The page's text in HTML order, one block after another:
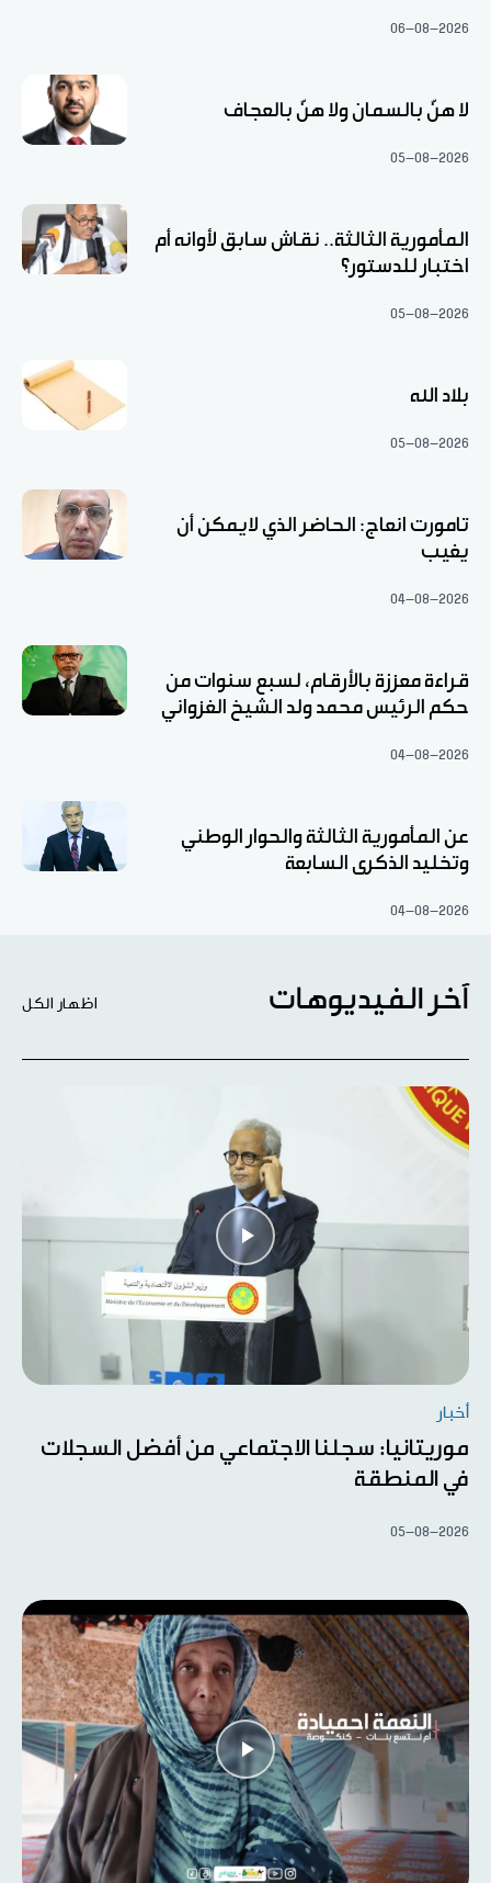
06-08-2026
لا هنّ بالسمان ولا هنّ بالعجاف
05-08-2026
المأمورية الثالثة.. نقاش سابق لأوانه أم
اختبار للدستور؟
05-08-2026
بلاد الله
05-08-2026
تامورت انعاج: الحاضر الذي لايمكن أن
يغيب
04-08-2026
قراءة معززة بالأرقام، لسبع سنوات من
حكم الرئيس محمد ولد الشيخ الغزواني
04-08-2026
عن المأمورية الثالثة والحوار الوطني
وتخليد الذكرى السابعة
04-08-2026
آخر الفيديوهات اظهار الكل
أخبار
موريتانيا: سجلنا الاجتماعي من أفضل السجلات
في المنطقة
05-08-2026